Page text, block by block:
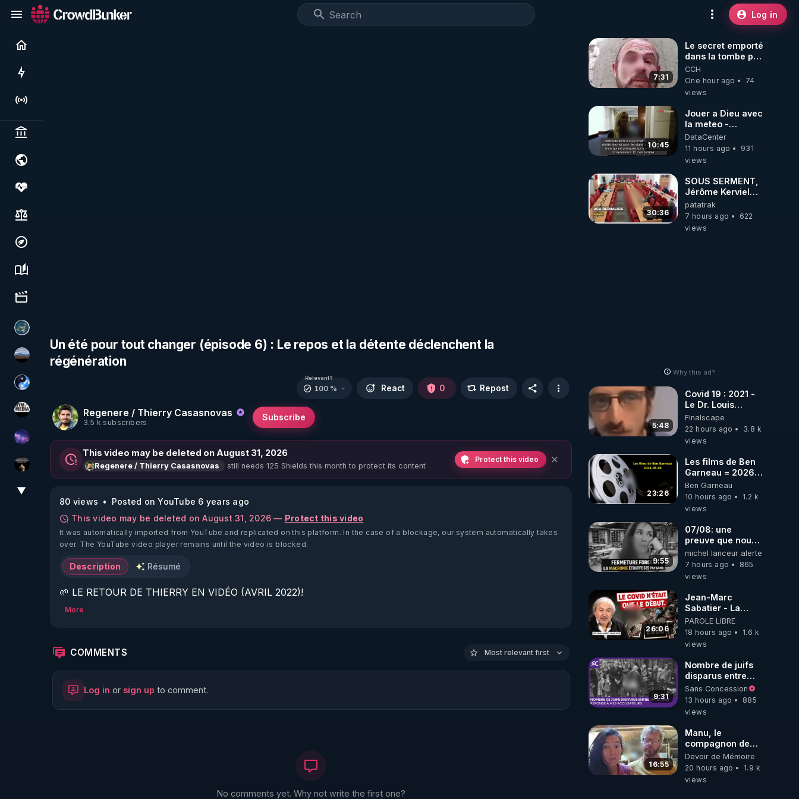
Log in
Live
Politics & institutions
Society, justice & freedoms
Economy, environment & technology
Science, history & spirituality
Culture, media & entertainment
Réinformation sur le monde
michel lanceur alerte
Chercheur de vérité
HYM.MEDIA
Devoir de Mémoire
Infos et vérité
▼
Un été pour tout changer (épisode 6) : Le repos et la détente déclenchent la
régénération
Regenere / Thierry Casasnovas
3.5 k subscribers
Subscribe
Relevant?
100 % React 0 Repost
This video may be deleted on August 31, 2026
Regenere / Thierry Casasnovas still needs 125 Shields this month to protect its content
Protect this video
80 views
Posted on YouTube 6 years ago
This video may be deleted on August 31, 2026 — Protect this video
It was automatically imported from YouTube and replicated on this platform. In the case of a blockage, our system automatically takes
over. The YouTube video player remains until the video is blocked.
Description Résumé
🌱 LE RETOUR DE THIERRY EN VIDÉO (AVRIL 2022)!
🌱 LE MAGAZINE RÉGÉNÈRE
http://rgnr.li/ymag
More
COMMENTS Most relevant first
Log in or sign up to comment.
No comments yet. Why not write the first one?
7:31
Le secret emporté
dans la tombe par
le Commandant
Cousteau le 25
juin 1997
CCH
One hour ago
74
views
10:45
Jouer a Dieu avec
la meteo -
Citoicitoyen
DataCenter
11 hours ago
931
views
30:36
SOUS SERMENT,
Jérôme Kerviel
balance tout à
l'Assemblée !
patatrak
7 hours ago
622
views
Why this ad?
5:48
Covid 19 : 2021 -
Le Dr. Louis
Fouché renverse
le plateau de
CNews !
Finalscape
22 hours ago
3.8 k
views
23:26
Les films de Ben
Garneau = 2026-
08-08
Ben Garneau
10 hours ago
1.2 k
views
9:55
07/08: une
preuve que nous
somme passé en
absurdie une
dictature qui veut
opposant !
michel lanceur alerte
7 hours ago
865
views
26:06
Jean-Marc
Sabatier - La
Covid-19 n'a été
que le début -
L'ARNm &
où auront-t-il ?
PAROLE LIBRE
18 hours ago
1.6 k
views
9:31
Nombre de juifs
disparus entre
1941 et 1945
(Réponse à mes
accusateurs)
Sans Concession
13 hours ago
885
views
16:55
Manu, le
compagnon de
Kyria, raconte sa
garde à vue
musclée.
Devoir de Mémoire
20 hours ago
1.9 k
views